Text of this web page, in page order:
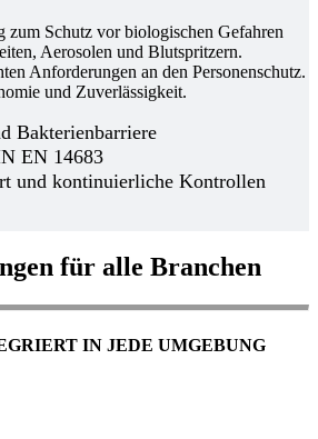
zum Schutz vor biologischen Gefahren
Aerosolen und Blutspritzern.
Anforderungen an den Personenschutz.
und Zuverlässigkeit.
Bakterienbarriere
EN 14683
und kontinuierliche Kontrollen
für alle Branchen
IN JEDE UMGEBUNG